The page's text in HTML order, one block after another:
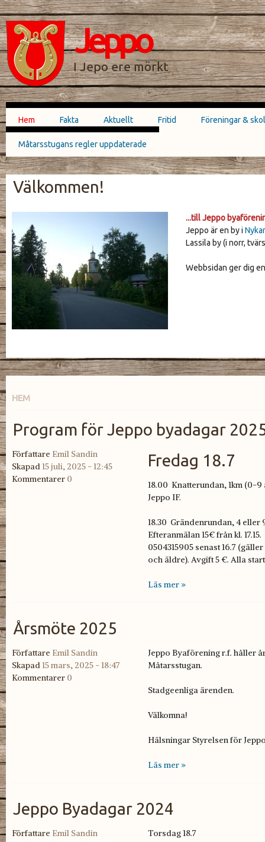
Hoppa till
huvudinnehåll
Skip to
navigation
Jeppo
I Jepo ere mörkt
SÖKFORMULÄR
Huvudmeny
Hem Fakta Aktuellt Fritid Föreningar &
Måtarsstugans regler uppdaterade
Välkommen!
JEPPO_KYRKA_1862_264X198.JPG
...till Jeppo
Jeppo är en by i
Lassila by (i norr,
Webbsidan ger dig
HEM
Program för Jeppo byadagar
Författare Emil Sandin
Skapad15 juli, 2025 - 12:45
Kommentarer 0
Fredag 18.7
18.00 Knatterundan, 1km (0-
Jeppo IF.
18.30 Grändenrundan, 4 eller
Efteranmälan 15€ från kl.
0504315905 senast 16.7
och äldre). Avgift 5 €. Alla
Läs mer »
Årsmöte 2025
Författare Emil Sandin
Skapad15 mars, 2025 - 18:47
Kommentarer 0
Jeppo Byaförening r.f. håller
Måtarsstugan.
Stadgeenliga ärenden.
Välkomna!
Hälsningar Styrelsen för
Läs mer »
Jeppo Byadagar 2024
Författare Emil Sandin
Torsdag 18.7